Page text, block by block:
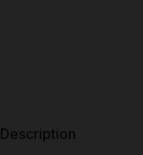
Description